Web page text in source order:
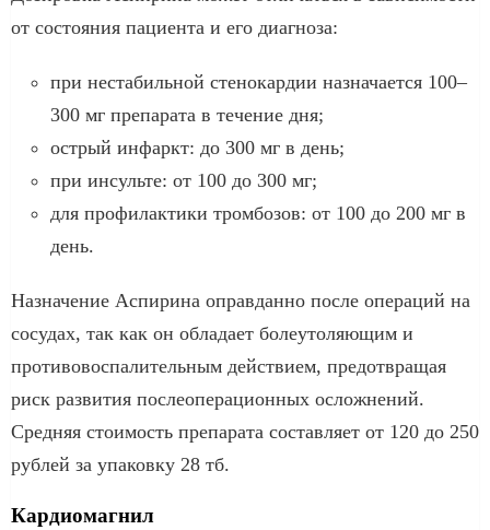
от состояния пациента и его диагноза:
при нестабильной стенокардии назначается 100–
300 мг препарата в течение дня;
острый инфаркт: до 300 мг в день;
при инсульте: от 100 до 300 мг;
для профилактики тромбозов: от 100 до 200 мг в
день.
Назначение Аспирина оправданно после операций на
сосудах, так как он обладает болеутоляющим и
противовоспалительным действием, предотвращая
риск развития послеоперационных осложнений.
Средняя стоимость препарата составляет от 120 до 250
рублей за упаковку 28 тб.
Кардиомагнил